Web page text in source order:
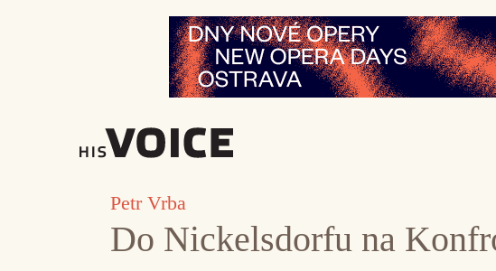
Petr Vrba
Do Nickelsdorfu na